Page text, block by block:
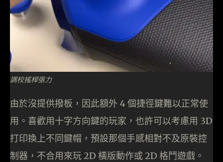
調校搖桿張力
由於沒提供撥板，因此額外 4 個捷徑鍵難以正常使
用。喜歡用十字方向鍵的玩家，也許可以考慮用 3D
打印換上不同鍵帽，預設那個手感相對不及原裝控
制器，不合用來玩 2D 橫版動作或 2D 格鬥遊戲。